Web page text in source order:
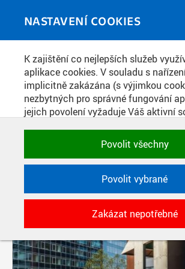
NASTAVENÍ COOKIES
K zajištění co nejlepších služeb
aplikace cookies. V souladu s
implicitně zakázána (s výjimkou
nezbytných pro správné fungování
jejich povolení vyžaduje Váš aktivní
zakázat, případně vybrat a povolit
kategorie. Svoje rozhodnutí můžete
kdykoli změnit.
POTŘEBNÉ
Technické cookies využívané
ČVUT pro uchování jejich nastavení,
vlastností a identifikátorů relace.
nezbytné pro správné fungování a jsou
Povolit všechny
Povolit vybrané
Zakázat nepotřebné
MEDIATÉKA
PŘÍSPĚVKY PODLE
Aktivní filtry: ŠTÍTEK: FA